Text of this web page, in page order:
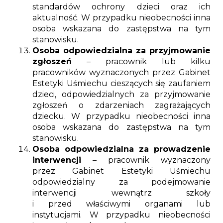
standardów ochrony dzieci oraz ich
aktualność. W przypadku nieobecności inna
osoba wskazana do zastępstwa na tym
stanowisku.
Osoba odpowiedzialna za przyjmowanie
zgłoszeń – pracownik lub kilku
pracowników wyznaczonych przez Gabinet
Estetyki Uśmiechu cieszących się zaufaniem
dzieci, odpowiedzialnych za przyjmowanie
zgłoszeń o zdarzeniach zagrażających
dziecku. W przypadku nieobecności inna
osoba wskazana do zastępstwa na tym
stanowisku.
Osoba odpowiedzialna za prowadzenie
interwencji – pracownik wyznaczony
przez Gabinet Estetyki Uśmiechu
odpowiedzialny za podejmowanie
interwencji wewnątrz szkoły
i przed właściwymi organami lub
instytucjami. W przypadku nieobecności